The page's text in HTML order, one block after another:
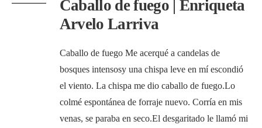
Caballo de fuego | Enriqueta
Arvelo Larriva
Caballo de fuego Me acerqué a candelas de
bosques intensosy una chispa leve en mí escondió
el viento. La chispa me dio caballo de fuego.Lo
colmé espontánea de forraje nuevo. Corría en mis
venas, se paraba en seco.El desgaritado le llamó mi